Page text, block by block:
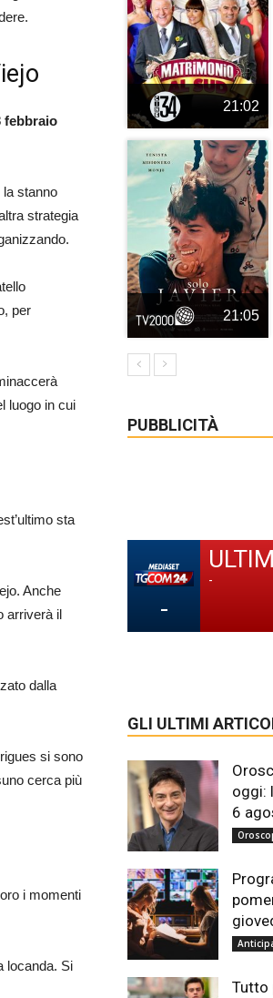
febbraio
la stanno
strategia
per
luogo in cui
sta
Anche
arriverà il
dalla
si sono
cerca più
i momenti
locanda. Si
21:02
21:05
PUBBLICITÀ
-
-
GLI ULTIMI
oggi:
6
Tutto